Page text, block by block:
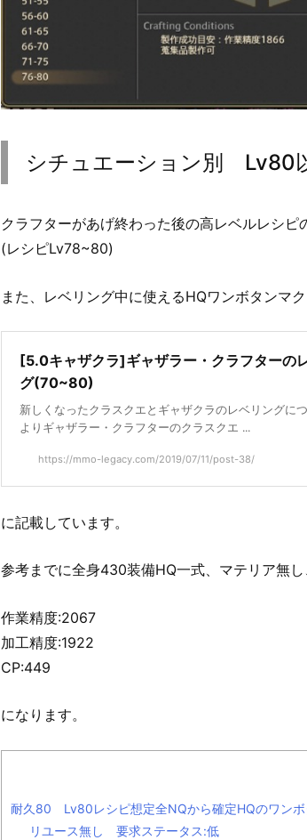
シチュエーション別 Lv80
クラフターがあげ終わった後の高レベルレシピ
(レシピLv78~80)
また、レベリング中に使えるHQワンボタンマ
[5.0キャザクラ]ギャザラー・クラフターの
グ(70~80)
新しくなったクラスクエとギャザクラのレベリングに
よりギャザラー・クラフターのクラスクエ ...
https://mmo-legacy.com/2019/07/11/post-38/
に記載しています。
参考までに全身430装備HQ一式、マテリア無
作業精度:2067
加工精度:1922
CP:449
になります。
耐久80 Lv80レシピ想定全NQから確定HQのワンボ
リユース無し 要求ステータス:低